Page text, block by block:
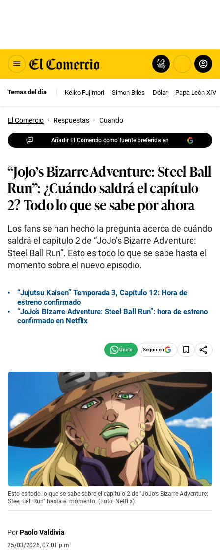
Temas del día Keiko Fujimori Simon Biles Dólar Papa León XIV
El Comercio · Respuestas · Cuando
Añadir El Comercio como fuente preferida en
“JoJo’s Bizarre Adventure: Steel Ball
Run”: ¿Cuándo saldrá el capítulo
2? Todo lo que se sabe por ahora
Los fans se han hecho la pregunta acerca de cuándo
saldrá el capítulo 2 de “JoJo’s Bizarre Adventure:
Steel Ball Run”. Esto es todo lo que se sabe hasta el
momento sobre el nuevo episodio.
“Jujutsu Kaisen” Temporada 3, Capítulo 12: Hora de
estreno confirmado
“JoJo’s Bizarre Adventure: Steel Ball Run”: hora de estreno
confirmado en Netflix
Seguir en
Esto es todo lo que se sabe sobre el capítulo 2 de "JoJo’s Bizarre Adventure:
Steel Ball Run" hasta el momento. (Foto: Netflix)
PorPaolo Valdivia
25/03/2026, 07:01 p.m.